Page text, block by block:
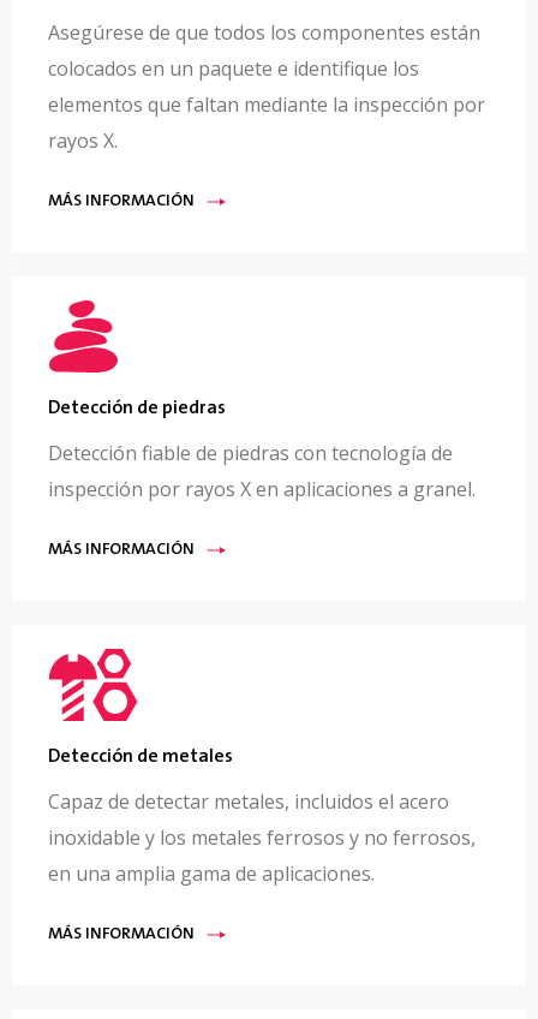
Asegúrese de que todos los componentes están
colocados en un paquete e identifique los
elementos que faltan mediante la inspección por
rayos X.
MÁS INFORMACIÓN
Detección de piedras
Detección fiable de piedras con tecnología de
inspección por rayos X en aplicaciones a granel.
MÁS INFORMACIÓN
Detección de metales
Capaz de detectar metales, incluidos el acero
inoxidable y los metales ferrosos y no ferrosos,
en una amplia gama de aplicaciones.
MÁS INFORMACIÓN